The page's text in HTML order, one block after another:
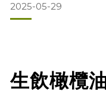
在台灣掀起熱潮。許多
擔嗎？其實，關鍵在於
2025-05-29
生飲橄欖